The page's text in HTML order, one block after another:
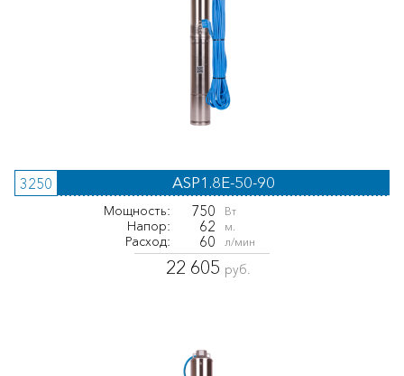
3250 ASP1.8E-50-90
Мощность: 750 Вт
Напор: 62 м.
Расход: 60 л/мин
22 605 руб.